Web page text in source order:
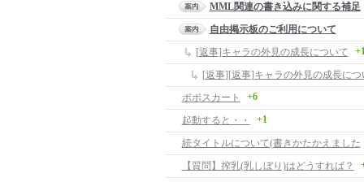
MML関連の書き込みに関する補足
自由掲示板のご利用について
[返事]キャラの外見の成長について
[返事][返事]キャラの外見の成長につ
ポポスカート
+6
起動すると・・ +1
続タイトルについて(書きかたかえました
【質問】搾乳(乳しぼり)はどうすれば？